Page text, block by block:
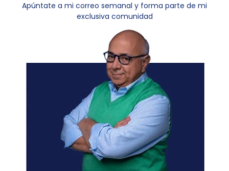
Apúntate a mi correo semanal y forma parte de mi
exclusiva comunidad